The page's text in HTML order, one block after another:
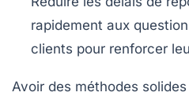
rapidement aux
clients pour renforcer
Avoir des méthodes